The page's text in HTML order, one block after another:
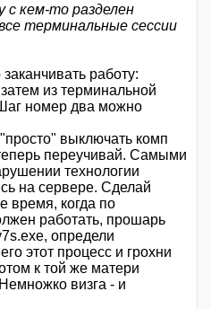
с кем-то разделен
терминальные сессии
работу:
из терминальной
номер два можно
выключать комп
переучивай. Самыми
технологии
на сервере. Сделай
время, когда по
работать, прошарь
определи
этот процесс и грохни
к той же матери
визга - и